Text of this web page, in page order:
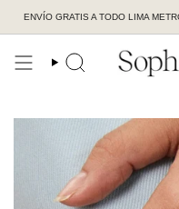
contenido
ENVÍO GRATIS A TODO LIMA
BÚSQUEDA